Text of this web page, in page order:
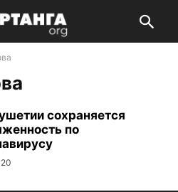
сохраняется
по